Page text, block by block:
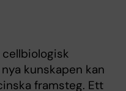
cellbiologisk
kunskapen kan
framsteg. Ett